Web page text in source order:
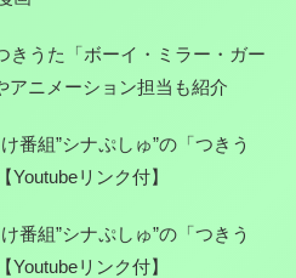
きうた「ボーイ・ミラー・ガー
アニメーション担当も紹介
番組”シナぷしゅ”の「つきう
リンク付】
番組”シナぷしゅ”の「つきう
リンク付】